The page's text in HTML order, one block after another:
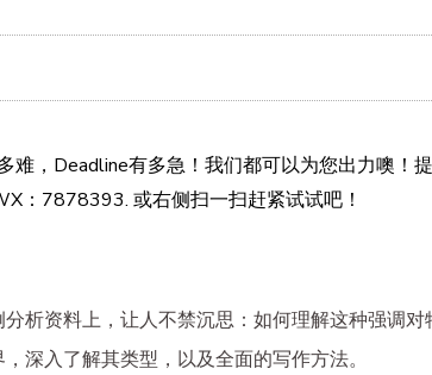
难，Deadline有多急！我们都可以为您出力噢！
：7878393. 或右侧扫一扫赶紧试试吧！
析资料上，让人不禁沉思：如何理解这种强调
深入了解其类型，以及全面的写作方法。